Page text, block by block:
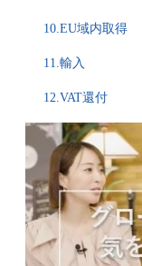
10.EU域内取得
11.輸入
12.VAT還付